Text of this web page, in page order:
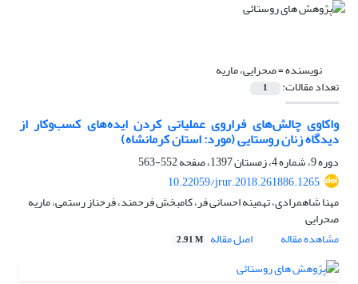
نویسنده =صحرایی، ماریه
تعداد مقالات: 1
واکاوی چالش‌های فراروی عملیاتی کردن ایده‌های کسب‌وکار از
دیدگاه زنان روستایی (مورد: استان کرمانشاه)
دوره 9، شماره 4، زمستان 1397، صفحه
552-563
10.22059/jrur.2018.261886.1265
مهنا شاهمرادی، تهمینه احسانی فر، کامبخش فرحمند، فرحناز رستمی، ماریه
صحرایی
مشاهده مقاله
اصل مقاله 2.91 M